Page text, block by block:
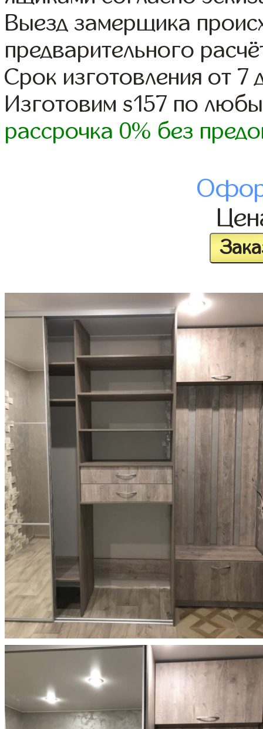
Выезд замерщика
предварительного
Срок изготовления от 7
Изготовим s157 по
рассрочка 0% без